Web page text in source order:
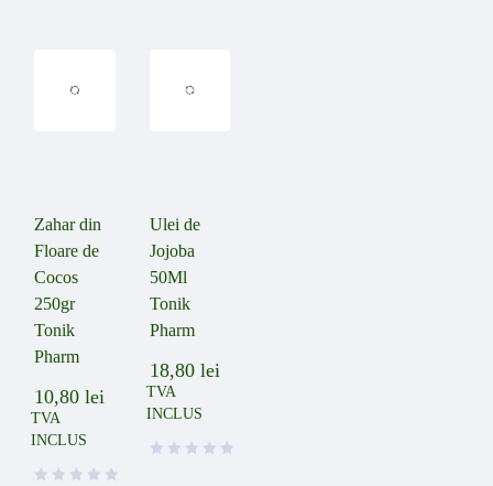
Zahar din
Floare de
Cocos
250gr
Tonik
Pharm
10,80 lei
TVA
INCLUS
Ulei de
Jojoba
50Ml
Tonik
Pharm
18,80 lei
TVA
INCLUS